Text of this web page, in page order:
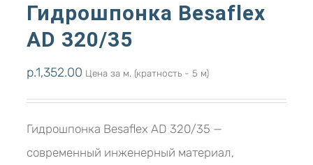
Гидрошпонка Besaflex
AD 320/35
р.1,352.00 Цена за м. (кратность - 5 м)
Гидрошпонка Besaflex AD 320/35 —
современный инженерный материал,